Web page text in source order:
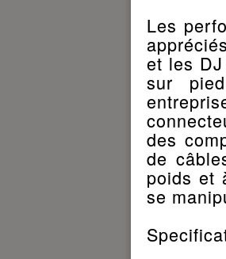
Les
et les
sur
des
de
poids et
se